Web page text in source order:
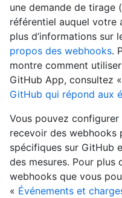
une demande de tirage
référentiel auquel votre
plus d’informations sur
propos des webhooks.
montre comment
GitHub App, consultez «
GitHub qui répond aux
Vous pouvez
recevoir des webhooks
spécifiques sur GitHub
des mesures. Pour plus
webhooks que vous
« Événements et